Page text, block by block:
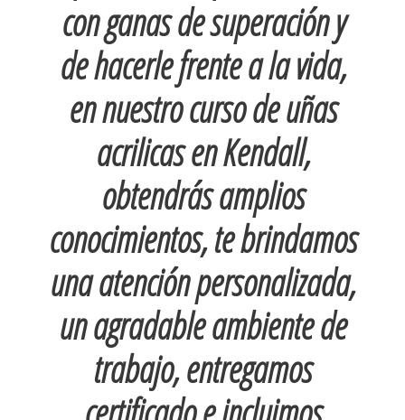
con ganas de superación y
de hacerle frente a la vida,
en nuestro curso de uñas
acrilicas en Kendall,
obtendrás amplios
conocimientos, te brindamos
una atención personalizada,
un agradable ambiente de
trabajo, entregamos